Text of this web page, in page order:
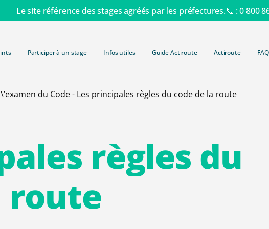
Le site référence des stages agréés par les préfectures.📞 :0 800
Participer à un stage Infos utiles
Retrait
Délits
Guide Actiroute Actiroute FAQ
du Code- Les principales règles du code de la route
règles du
route